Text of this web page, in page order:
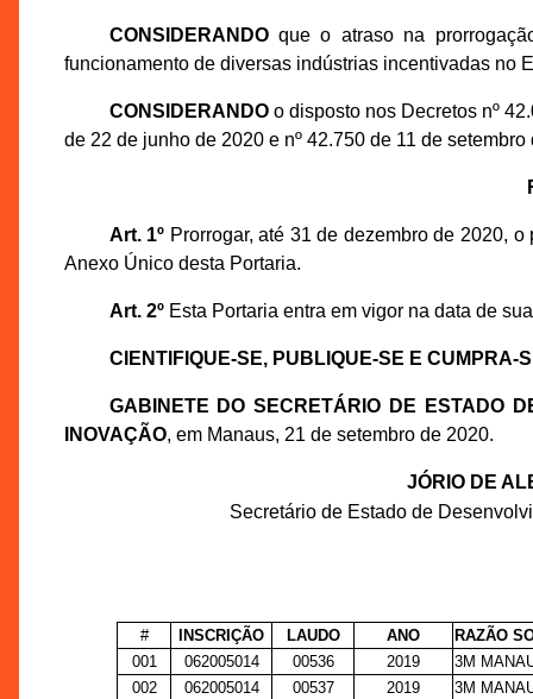
CONSIDERANDOque o atraso na
funcionamento de diversas indústrias incentivadas no
CONSIDERANDOo disposto nos Decretos nº
de 22 de junho de 2020 e nº 42.750 de 11 de setembro
Art. 1º Prorrogar, até 31 de dezembro de 2020,
Anexo Único desta Portaria.
Art. 2ºEsta Portaria entra em vigor na data de
CIENTIFIQUE-SE, PUBLIQUE-SE E CUMPRA-
GABINETE DO SECRETÁRIO DE ESTADO
INOVAÇÃO, em Manaus, 21 de setembro de 2020.
JÓRIO DE
Secretário de Estado de
# INSCRIÇÃO LAUDO ANO
RAZÃO
001
062005014 00536 2019
3M
002
062005014 00537 2019
3M